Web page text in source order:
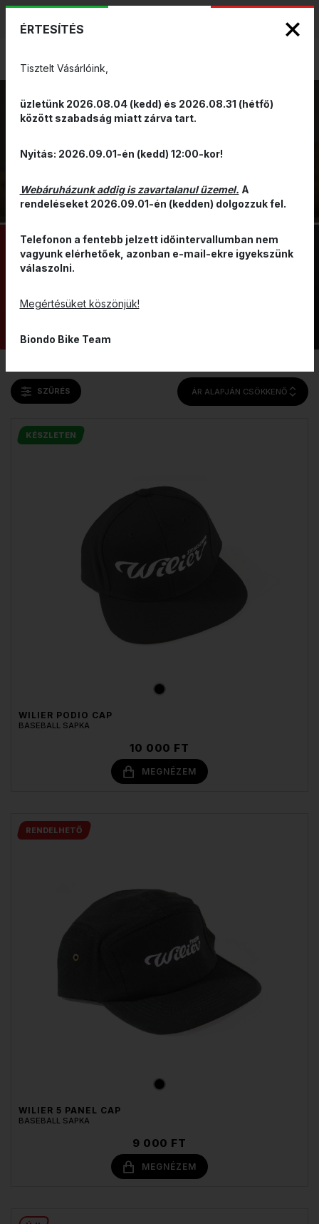
HUN
RUHÁZAT
NYAKRA ÉS
ARCRA
KERÉKPÁROS SAPKA
SAPKA BUKÓSISAK ALÁ
SZŰRÉS ÁR ALAPJÁN CSÖKKENŐ
KÉSZLETEN
WILIER PODIO CAP
BASEBALL SAPKA
10 000 FT
MEGNÉZEM
RENDELHETŐ
WILIER 5 PANEL CAP
BASEBALL SAPKA
9 000 FT
MEGNÉZEM
ÉRTESÍTÉS
Tisztelt Vásárlóink,
üzletünk 2026.08.04 (kedd) és 2026.08.31 (hétfő)
között szabadság miatt zárva tart.
Nyitás: 2026.09.01-én (kedd) 12:00-kor!
Webáruházunk addig is zavartalanul üzemel. A
rendeléseket 2026.09.01-én (kedden) dolgozzuk fel.
Telefonon a fentebb jelzett időintervallumban nem
vagyunk elérhetőek, azonban e-mail-ekre igyekszünk
válaszolni.
Megértésüket köszönjük!
Biondo Bike Team